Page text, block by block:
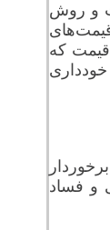
و روش
که
و فساد